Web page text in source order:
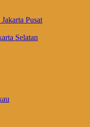
Pusat
Selatan